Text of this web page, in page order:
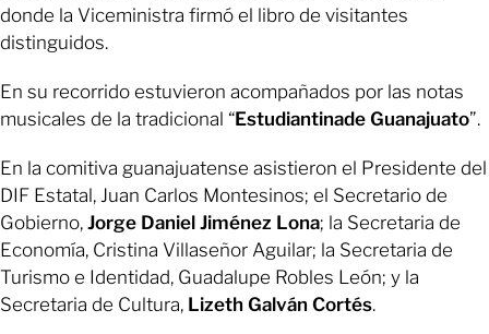
donde la Viceministra firmó el libro de visitantes
distinguidos.
En su recorrido estuvieron acompañados por las notas
musicales de la tradicional “Estudiantinade Guanajuato”.
En la comitiva guanajuatense asistieron el Presidente del
DIF Estatal, Juan Carlos Montesinos; el Secretario de
Gobierno, Jorge Daniel Jiménez Lona; la Secretaria de
Economía, Cristina Villaseñor Aguilar; la Secretaria de
Turismo e Identidad, Guadalupe Robles León; y la
Secretaria de Cultura, Lizeth Galván Cortés.